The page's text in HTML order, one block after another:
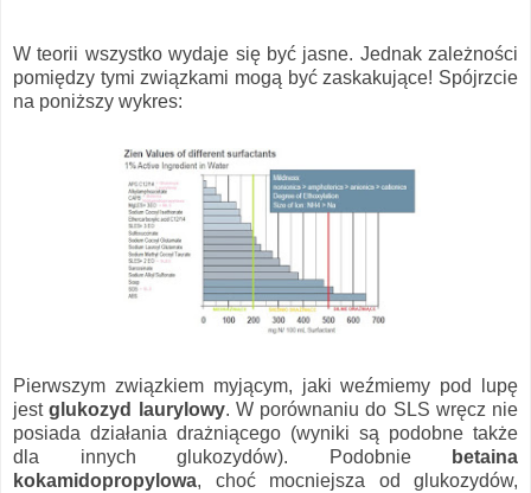
W teorii wszystko wydaje się być jasne. Jednak zależności
pomiędzy tymi związkami mogą być zaskakujące! Spójrzcie
na poniższy wykres:
Pierwszym związkiem myjącym, jaki weźmiemy pod lupę
jestglukozyd laurylowy. W porównaniu do SLS wręcz nie
posiada działania drażniącego (wyniki są podobne także
dla innych glukozydów). Podobnie
betaina
kokamidopropylowa, choć mocniejsza od glukozydów,